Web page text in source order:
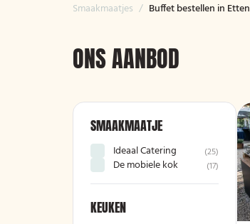
Smaakmaatjes / Buffet bestellen in Etten
ONS AANBOD
SMAAKMAATJE
Ideaal Catering (25)
De mobiele kok (17)
KEUKEN